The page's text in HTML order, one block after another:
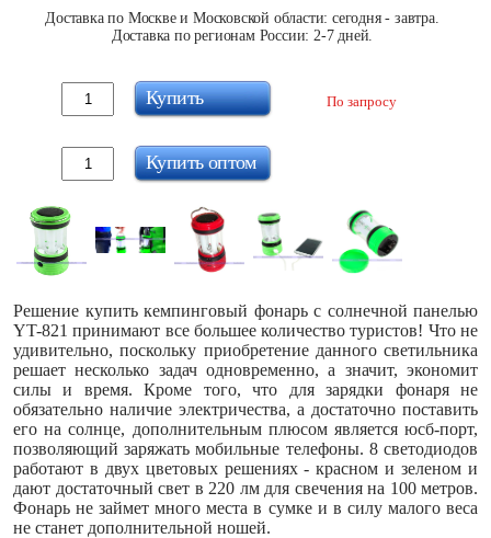
Доставка по Москве и Московской области: сегодня - завтра.
Доставка по регионам России: 2-7 дней.
По запросу
Купить
Купить оптом
Решение купить кемпинговый фонарь с солнечной панелью
YT-821 принимают все большее количество туристов! Что не
удивительно, поскольку приобретение данного светильника
решает несколько задач одновременно, а значит, экономит
силы и время. Кроме того, что для зарядки фонаря не
обязательно наличие электричества, а достаточно поставить
его на солнце, дополнительным плюсом является юсб-порт,
позволяющий заряжать мобильные телефоны. 8 светодиодов
работают в двух цветовых решениях - красном и зеленом и
дают достаточный свет в 220 лм для свечения на 100 метров.
Фонарь не займет много места в сумке и в силу малого веса
не станет дополнительной ношей.